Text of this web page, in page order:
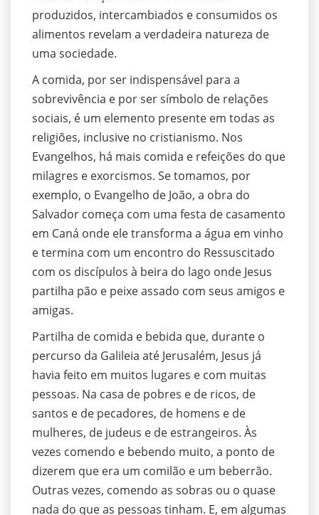
produzidos, intercambiados e consumidos os
alimentos revelam a verdadeira natureza de
uma sociedade.
A comida, por ser indispensável para a
sobrevivência e por ser símbolo de relações
sociais, é um elemento presente em todas as
religiões, inclusive no cristianismo. Nos
Evangelhos, há mais comida e refeições do que
milagres e exorcismos. Se tomamos, por
exemplo, o Evangelho de João, a obra do
Salvador começa com uma festa de casamento
em Caná onde ele transforma a água em vinho
e termina com um encontro do Ressuscitado
com os discípulos à beira do lago onde Jesus
partilha pão e peixe assado com seus amigos e
amigas.
Partilha de comida e bebida que, durante o
percurso da Galileia até Jerusalém, Jesus já
havia feito em muitos lugares e com muitas
pessoas. Na casa de pobres e de ricos, de
santos e de pecadores, de homens e de
mulheres, de judeus e de estrangeiros. Às
vezes comendo e bebendo muito, a ponto de
dizerem que era um comilão e um beberrão.
Outras vezes, comendo as sobras ou o quase
nada do que as pessoas tinham. E, em algumas